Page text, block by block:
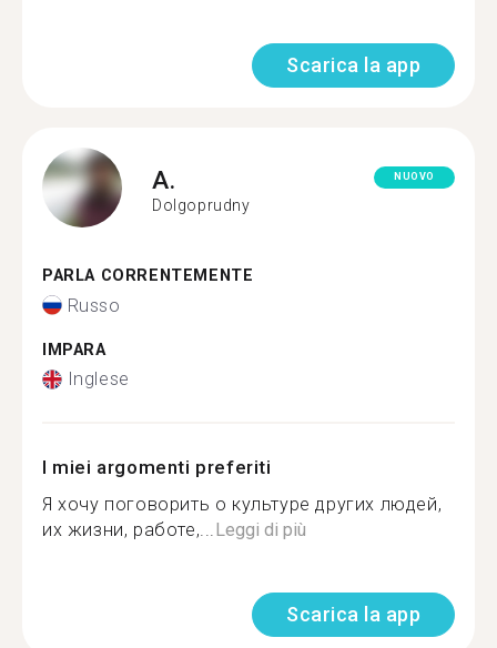
Scarica la app
A.
Dolgoprudny
NUOVO
PARLA CORRENTEMENTE
Russo
IMPARA
Inglese
I miei argomenti preferiti
Я хочу поговорить о культуре других людей,
их жизни, работе,...Leggi di più
Scarica la app